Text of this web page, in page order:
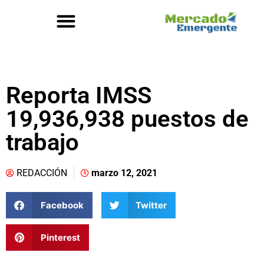
Reporta IMSS
19,936,938 puestos de
trabajo
REDACCIÓN marzo 12, 2021
Facebook Twitter
Pinterest